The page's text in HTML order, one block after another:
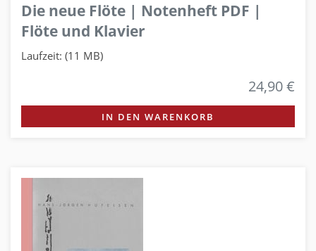
Die neue Flöte | Notenheft PDF |
Flöte und Klavier
Laufzeit: (11 MB)
24,90 €
IN DEN WARENKORB